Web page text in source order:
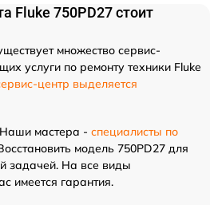
Fluke 750PD27 стоит
множество сервис-
услуги по ремонту техники Fluke
центр выделяется
мастера - специалисты по
модель 750PD27 для
задачей. На все виды
имеется гарантия.